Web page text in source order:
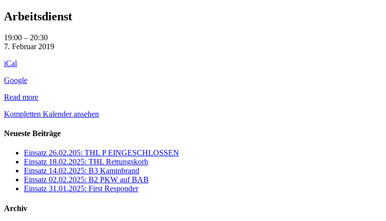
Arbeitsdienst
Arbeitsdienst
19:00 – 20:30
7. Februar 2019
iCal
Google
Read more
Kompletten Kalender ansehen
Neueste Beiträge
Einsatz 26.02.205: THL P EINGESCHLOSSEN
Einsatz 18.02.2025: THL Rettungskorb
Einsatz 14.02.2025: B3 Kaminbrand
Einsatz 02.02.2025: B2 PKW auf BAB
Einsatz 31.01.2025: First Responder
Archiv